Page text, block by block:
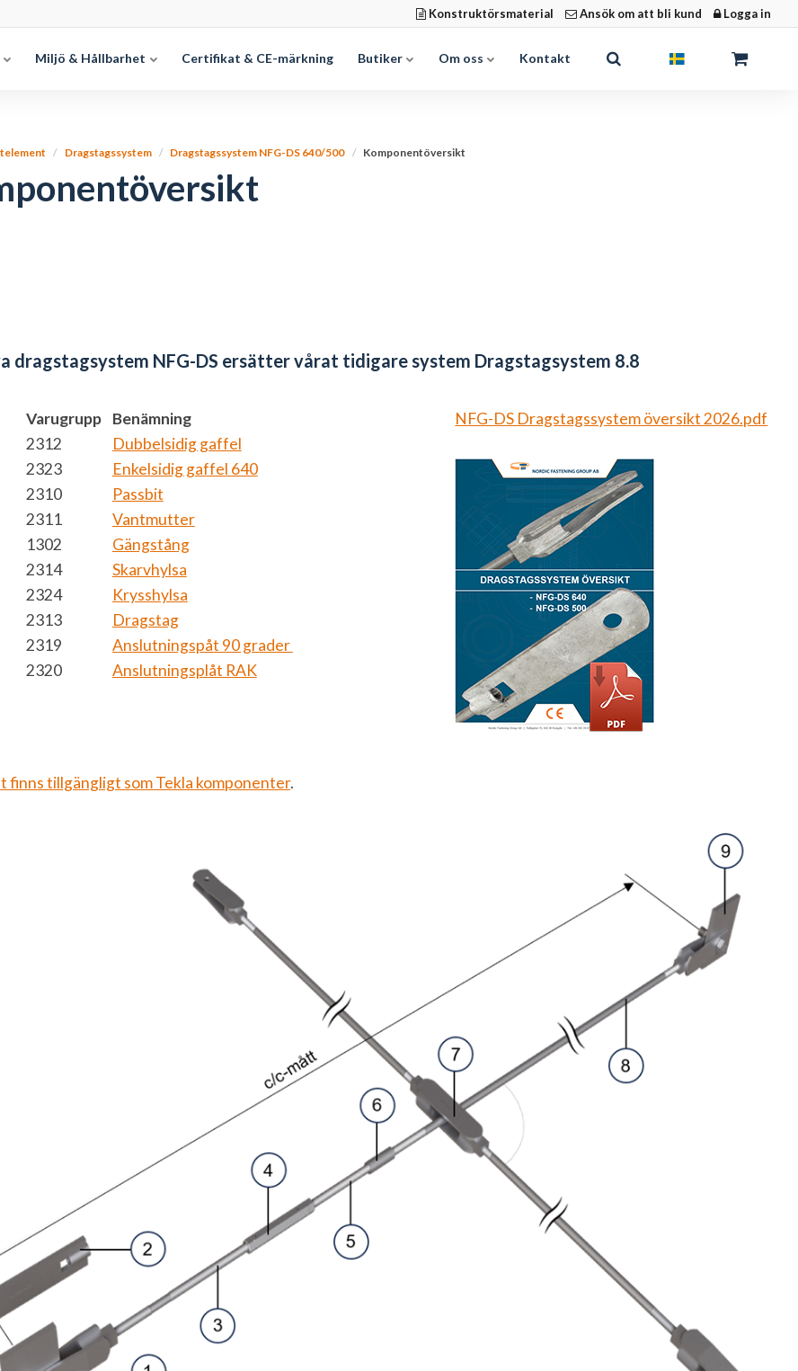
Konstruktörsmaterial Ansök om att bli kund Logga in
Miljö & Hållbarhet Certifikat & CE-märkning Butiker Om oss Kontakt
Dragstagssystem Dragstagssystem NFG-DS 640/500 Komponentöversikt
dragstagsystem NFG-DS ersätter vårat tidigare system Dragstagsystem 8.8
Varugrupp
2312
2323
2310
2311
1302
2314
2324
2313
2319
2320
Benämning
Dubbelsidig gaffel
Enkelsidig gaffel 640
Passbit
Vantmutter
Gängstång
Skarvhylsa
Krysshylsa
Dragstag
Anslutningspåt 90 grader
Anslutningsplåt RAK
NFG-DS Dragstagssystem översikt 2026.pdf
finns tillgängligt som Tekla komponenter.